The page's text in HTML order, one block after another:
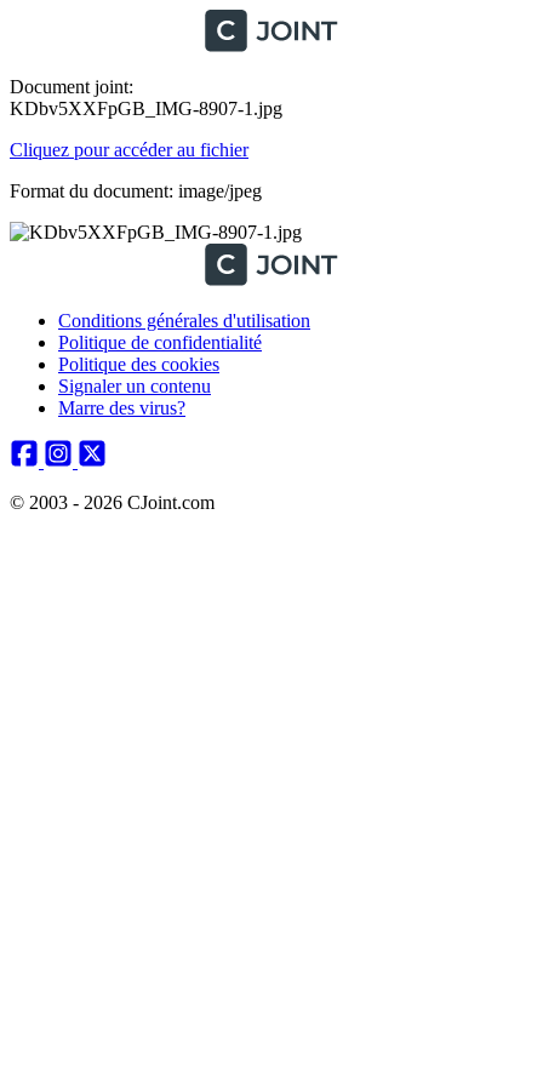
Document joint:
KDbv5XXFpGB_IMG-8907-1.jpg
Cliquez pour accéder au fichier
Format du document: image/jpeg
Conditions générales d'utilisation
Politique de confidentialité
Politique des cookies
Signaler un contenu
Marre des virus?
© 2003 - 2026 CJoint.com